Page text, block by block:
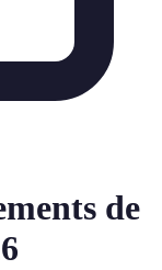
de